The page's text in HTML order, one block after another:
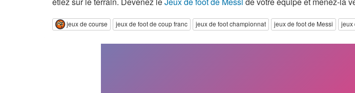
jeux de course jeux de foot de coup franc jeux de foot championnat jeux de foot de Messi jeux